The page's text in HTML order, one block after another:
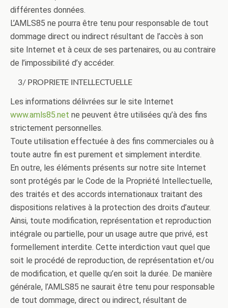
différentes données.
L’AMLS85 ne pourra être tenu pour responsable de tout
dommage direct ou indirect résultant de l’accès à son
site Internet et à ceux de ses partenaires, ou au contraire
de l’impossibilité d’y accéder.
3/ PROPRIETE INTELLECTUELLE
Les informations délivrées sur le site Internet
www.amls85.net ne peuvent être utilisées qu’à des fins
strictement personnelles.
Toute utilisation effectuée à des fins commerciales ou à
toute autre fin est purement et simplement interdite.
En outre, les éléments présents sur notre site Internet
sont protégés par le Code de la Propriété Intellectuelle,
des traités et des accords internationaux traitant des
dispositions relatives à la protection des droits d’auteur.
Ainsi, toute modification, représentation et reproduction
intégrale ou partielle, pour un usage autre que privé, est
formellement interdite. Cette interdiction vaut quel que
soit le procédé de reproduction, de représentation et/ou
de modification, et quelle qu’en soit la durée. De manière
générale, l’AMLS85 ne saurait être tenu pour responsable
de tout dommage, direct ou indirect, résultant de